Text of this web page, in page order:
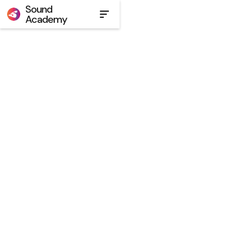
Sound
Academy